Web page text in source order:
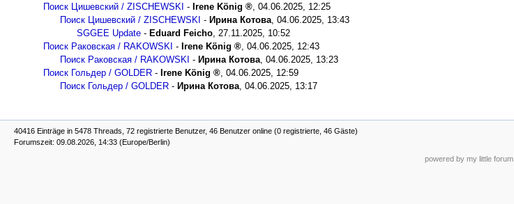
Поиск Цишевский / ZISCHEWSKI - Irene König
04.06.2025, 12:25
Поиск Цишевский / ZISCHEWSKI - Ирина Котова 04.06.2025, 13:43
SGGEE Update - Eduard Feicho 27.11.2025, 10:52
Поиск Раковская / RAKOWSKI - Irene König
04.06.2025, 12:43
Поиск Раковская / RAKOWSKI - Ирина Котова 04.06.2025, 13:23
Поиск Гольдер / GOLDER - Irene König
04.06.2025, 12:59
Поиск Гольдер / GOLDER - Ирина Котова 04.06.2025, 13:17
40416 Einträge in 5478 Threads, 72 registrierte Benutzer, 46 Benutzer online (0 registrierte, 46 Gäste)
Forumszeit: 09.08.2026, 14:33 (Europe/Berlin)
powered by my little forum